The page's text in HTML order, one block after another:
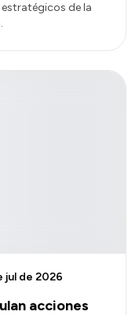
de la
acciones
jul de 2026